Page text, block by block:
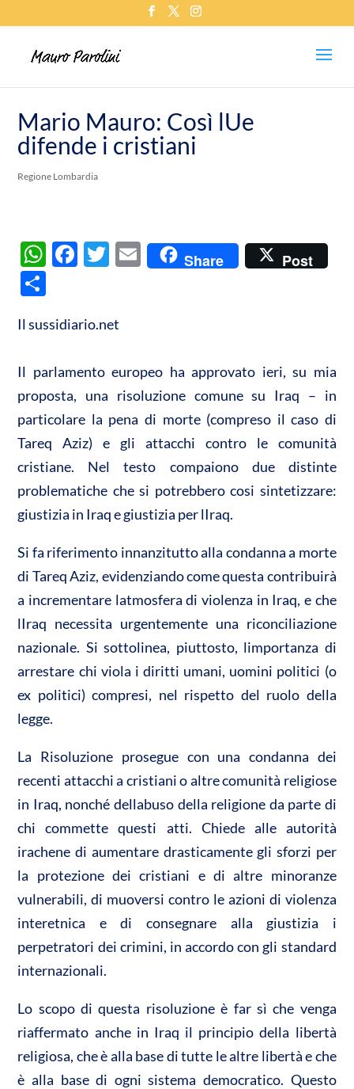
Mario Mauro: Così lUe
difende i cristiani
Regione Lombardia
W
s
p
p
F
b
o
k
T
er
E
Share Post
n
di
vi
di
Il sussidiario.net
Il parlamento europeo ha approvato ieri, su mia
proposta, una risoluzione comune su Iraq – in
particolare la pena di morte (compreso il caso di
Tareq Aziz) e gli attacchi contro le comunità
cristiane. Nel testo compaiono due distinte
problematiche che si potrebbero cosi sintetizzare:
giustizia in Iraq e giustizia per lIraq.
Si fa riferimento innanzitutto alla condanna a morte
di Tareq Aziz, evidenziando come questa contribuirà
a incrementare latmosfera di violenza in Iraq, e che
lIraq necessita urgentemente una riconciliazione
nazionale. Si sottolinea, piuttosto, limportanza di
arrestare chi viola i diritti umani, uomini politici (o
ex politici) compresi, nel rispetto del ruolo della
legge.
La Risoluzione prosegue con una condanna dei
recenti attacchi a cristiani o altre comunità religiose
in Iraq, nonché dellabuso della religione da parte di
chi commette questi atti. Chiede alle autorità
irachene di aumentare drasticamente gli sforzi per
la protezione dei cristiani e di altre minoranze
vulnerabili, di muoversi contro le azioni di violenza
interetnica e di consegnare alla giustizia i
perpetratori dei crimini, in accordo con gli standard
internazionali.
Lo scopo di questa risoluzione è far sì che venga
riaffermato anche in Iraq il principio della libertà
religiosa, che è alla base di tutte le altre libertà e che
è alla base di ogni sistema democratico. Questo